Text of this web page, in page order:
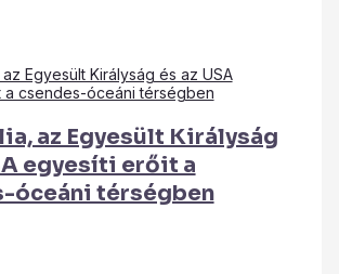
az Egyesült Királyság
egyesíti erőit a
óceáni térségben